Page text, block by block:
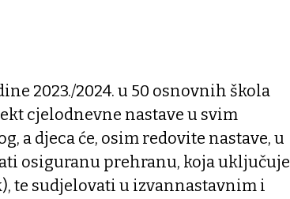
2023./2024. u 50 osnovnih škola
cjelodnevne nastave u svim
a djeca će, osim redovite nastave, u
osiguranu prehranu, koja uključuje
te sudjelovati u izvannastavnim i